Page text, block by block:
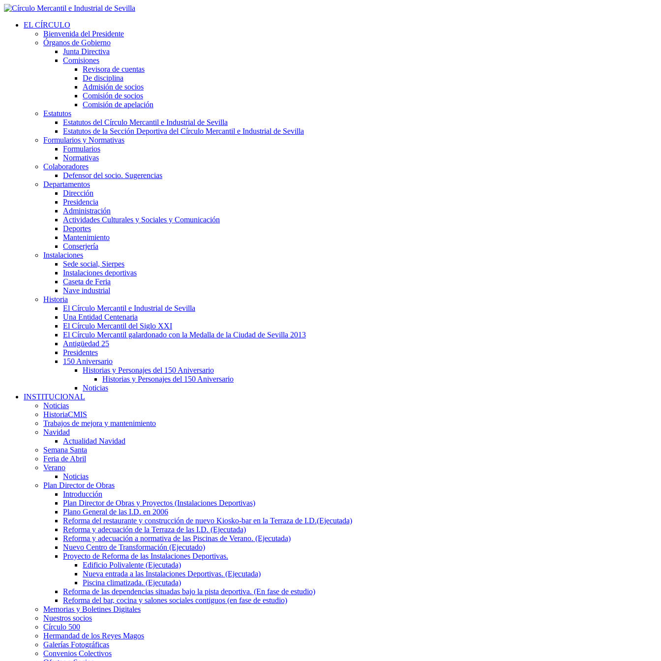
EL CÍRCULO
Bienvenida del Presidente
Órganos de Gobierno
Junta Directiva
Comisiones
Revisora de cuentas
De disciplina
Admisión de socios
Comisión de socios
Comisión de apelación
Estatutos
Estatutos del Círculo Mercantil e Industrial de Sevilla
Estatutos de la Sección Deportiva del Círculo Mercantil e Industrial de Sevilla
Formularios y Normativas
Formularios
Normativas
Colaboradores
Defensor del socio. Sugerencias
Departamentos
Dirección
Presidencia
Administración
Actividades Culturales y Sociales y Comunicación
Deportes
Mantenimiento
Conserjería
Instalaciones
Sede social, Sierpes
Instalaciones deportivas
Caseta de Feria
Nave industrial
Historia
El Círculo Mercantil e Industrial de Sevilla
Una Entidad Centenaria
El Círculo Mercantil del Siglo XXI
El Círculo Mercantil galardonado con la Medalla de la Ciudad de Sevilla 2013
Antigüedad 25
Presidentes
150 Aniversario
Historias y Personajes del 150 Aniversario
Historias y Personajes del 150 Aniversario
Noticias
INSTITUCIONAL
Noticias
HistoriaCMIS
Trabajos de mejora y mantenimiento
Navidad
Actualidad Navidad
Semana Santa
Feria de Abril
Verano
Noticias
Plan Director de Obras
Introducción
Plan Director de Obras y Proyectos (Instalaciones Deportivas)
Plano General de las I.D. en 2006
Reforma del restaurante y construcción de nuevo Kiosko-bar en la Terraza de I.D.(Ejecutada)
Reforma y adecuación de la Terraza de las I.D. (Ejecutada)
Reforma y adecuación a normativa de las Piscinas de Verano. (Ejecutada)
Nuevo Centro de Transformación (Ejecutado)
Proyecto de Reforma de las Instalaciones Deportivas.
Edificio Polivalente (Ejecutada)
Nueva entrada a las Instalaciones Deportivas. (Ejecutada)
Piscina climatizada. (Ejecutada)
Reforma de las dependencias situadas bajo la pista deportiva. (En fase de estudio)
Reforma del bar, cocina y salones sociales contiguos (en fase de estudio)
Memorias y Boletines Digitales
Nuestros socios
Círculo 500
Hermandad de los Reyes Magos
Galerías Fotográficas
Convenios Colectivos